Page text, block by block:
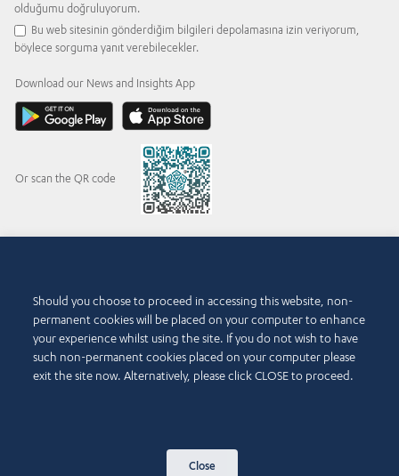
olduğumu doğruluyorum.
Bu web sitesinin gönderdiğim bilgileri depolamasına izin veriyorum,
böylece sorguma yanıt verebilecekler.
Download our News and Insights App
Or scan the QR code
Latif Jameel logotype and pentagon-shaped graphics are trademarks or registered
trademarks of Abdul Latif Jameel IPR Company Limited.
Kullanma Koşulları
Erişilebilirlik Politikası
Should you choose to proceed in accessing this website, non-
permanent cookies will be placed on your computer to enhance
your experience whilst using the site. If you do not wish to have
such non-permanent cookies placed on your computer please
exit the site now. Alternatively, please click CLOSE to proceed.
Close